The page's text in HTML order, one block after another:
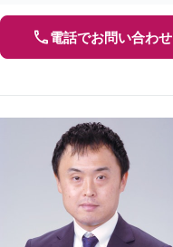
電話でお問い合わせ